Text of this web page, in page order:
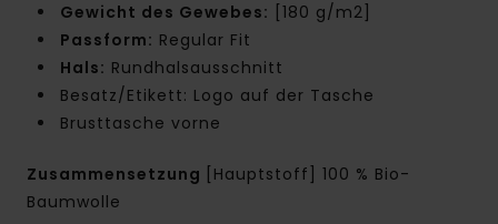
Gewicht des Gewebes: [180 g/m2]
Passform: Regular Fit
Hals: Rundhalsausschnitt
Besatz/Etikett: Logo auf der Tasche
Brusttasche vorne
Zusammensetzung
[Hauptstoff] 100 % Bio-
Baumwolle